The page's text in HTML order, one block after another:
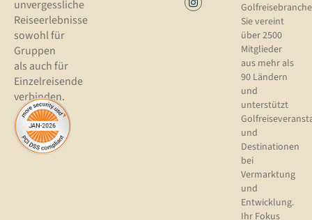
unvergessliche
Reiseerlebnisse
sowohl für
Gruppen
als auch für
Einzelreisende
verbinden.
Sie vereint
über 2500
Mitglieder
aus mehr als
90 Ländern
und
unterstützt
und
Destinationen
bei
Vermarktung
und
Entwicklung.
Ihr Fokus